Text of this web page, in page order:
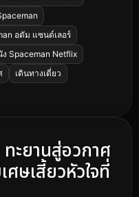
อดัม แซนด์เลอร์
ง Spaceman Netflix
เดินทางเดี่ยว
ะยานสู่อวกาศ
ษเสี้ยวหัวใจที่